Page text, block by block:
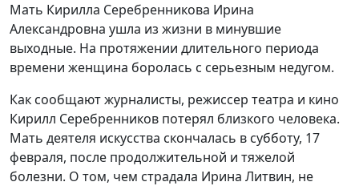
Мать Кирилла Серебренникова Ирина
Александровна ушла из жизни в минувшие
выходные. На протяжении длительного периода
времени женщина боролась с серьезным недугом.
Как сообщают журналисты, режиссер театра и кино
Кирилл Серебренников потерял близкого человека.
Мать деятеля искусства скончалась в субботу, 17
февраля, после продолжительной и тяжелой
болезни. О том, чем страдала Ирина Литвин, не